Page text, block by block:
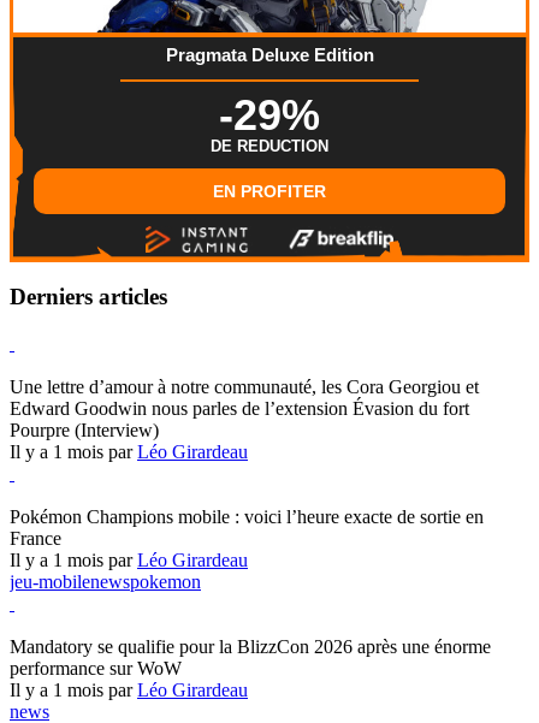
Pragmata Deluxe Edition
-29%
DE REDUCTION
EN PROFITER
Derniers articles
Une lettre d’amour à notre communauté, les Cora Georgiou et
Edward Goodwin nous parles de l’extension Évasion du fort
Pourpre (Interview)
Il y a 1 mois parLéo Girardeau
Pokémon Champions mobile : voici l’heure exacte de sortie en
France
Il y a 1 mois parLéo Girardeau
jeu-mobilenewspokemon
Mandatory se qualifie pour la BlizzCon 2026 après une énorme
performance sur WoW
Il y a 1 mois parLéo Girardeau
news